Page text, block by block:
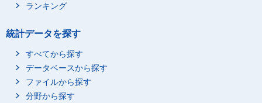
ランキング
統計データを探す
すべてから探す
データベースから探す
ファイルから探す
分野から探す